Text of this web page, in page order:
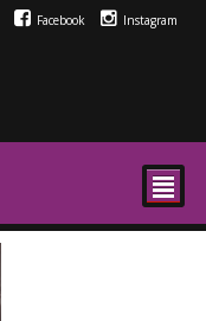
Facebook Instagram
²